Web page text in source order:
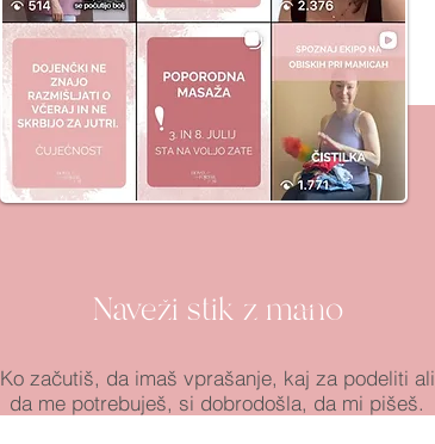
Naveži stik z mano
Ko začutiš, da imaš vprašanje, kaj za podeliti ali
da me potrebuješ, si dobrodošla, da mi pišeš.